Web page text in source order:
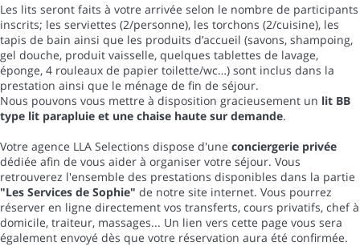
Les lits seront faits à votre arrivée selon le nombre de participants
inscrits; les serviettes (2/personne), les torchons (2/cuisine), les
tapis de bain ainsi que les produits d’accueil (savons, shampoing,
gel douche, produit vaisselle, quelques tablettes de lavage,
éponge, 4 rouleaux de papier toilette/wc…) sont inclus dans la
prestation ainsi que le ménage de fin de séjour.
Nous pouvons vous mettre à disposition gracieusement un lit BB
type lit parapluie et une chaise haute sur demande.
Votre agence LLA Selections dispose d'une conciergerie privée
dédiée afin de vous aider à organiser votre séjour. Vous
retrouverez l'ensemble des prestations disponibles dans la partie
"Les Services de Sophie" de notre site internet. Vous pourrez
réserver en ligne directement vos transferts, cours privatifs, chef à
domicile, traiteur, massages... Un lien vers cette page vous sera
également envoyé dès que votre réservation aura été confirmée.